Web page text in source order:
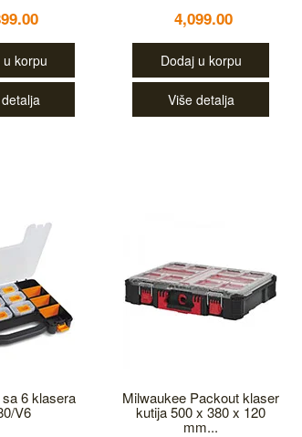
u korpu
4,099.00
Dodaj u korpu
Više detalja
6 klasera
V6
Milwaukee Packout klaser
kutija 500 x 380 x 120
mm...